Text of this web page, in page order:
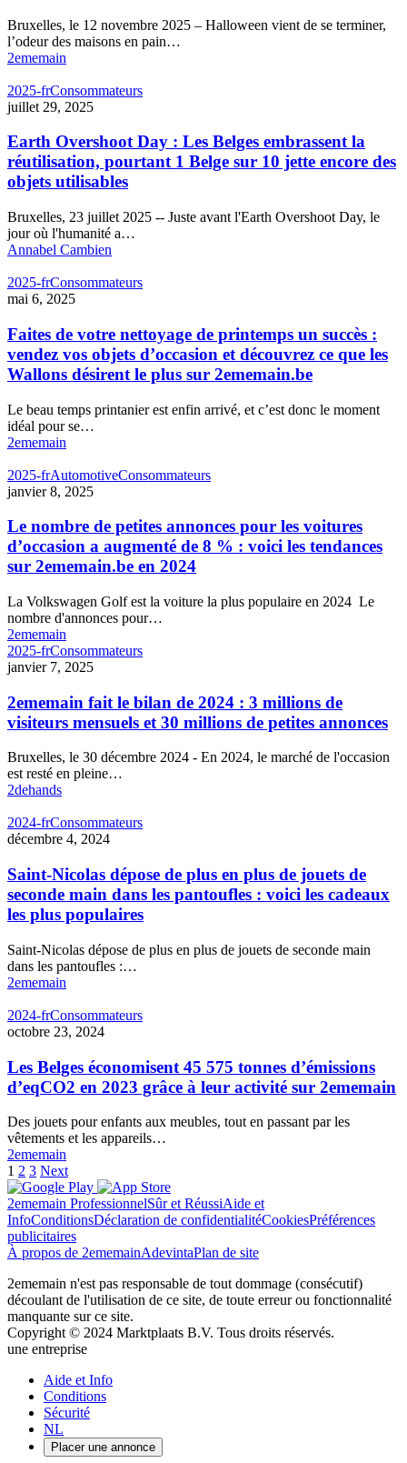
Bruxelles, le 12 novembre 2025 – Halloween vient de se terminer,
l’odeur des maisons en pain…
2ememain
2025-frConsommateurs
juillet 29, 2025
Earth Overshoot Day : Les Belges embrassent la
réutilisation, pourtant 1 Belge sur 10 jette encore des
objets utilisables
Bruxelles, 23 juillet 2025 -- Juste avant l'Earth Overshoot Day, le
jour où l'humanité a…
Annabel Cambien
2025-frConsommateurs
mai 6, 2025
Faites de votre nettoyage de printemps un succès :
vendez vos objets d’occasion et découvrez ce que les
Wallons désirent le plus sur 2ememain.be
Le beau temps printanier est enfin arrivé, et c’est donc le moment
idéal pour se…
2ememain
2025-frAutomotiveConsommateurs
janvier 8, 2025
Le nombre de petites annonces pour les voitures
d’occasion a augmenté de 8 % : voici les tendances
sur 2ememain.be en 2024
La Volkswagen Golf est la voiture la plus populaire en 2024 Le
nombre d'annonces pour…
2ememain
2025-frConsommateurs
janvier 7, 2025
2ememain fait le bilan de 2024 : 3 millions de
visiteurs mensuels et 30 millions de petites annonces
Bruxelles, le 30 décembre 2024 - En 2024, le marché de l'occasion
est resté en pleine…
2dehands
2024-frConsommateurs
décembre 4, 2024
Saint-Nicolas dépose de plus en plus de jouets de
seconde main dans les pantoufles : voici les cadeaux
les plus populaires
Saint-Nicolas dépose de plus en plus de jouets de seconde main
dans les pantoufles :…
2ememain
2024-frConsommateurs
octobre 23, 2024
Les Belges économisent 45 575 tonnes d’émissions
d’eqCO2 en 2023 grâce à leur activité sur 2ememain
Des jouets pour enfants aux meubles, tout en passant par les
vêtements et les appareils…
2ememain
1 2 3 Next
2ememain ProfessionnelSûr et RéussiAide et
InfoConditionsDéclaration de confidentialitéCookiesPréférences
publicitaires
À propos de 2ememainAdevintaPlan de site
2ememain n'est pas responsable de tout dommage (consécutif)
découlant de l'utilisation de ce site, de toute erreur ou fonctionnalité
manquante sur ce site.
Copyright © 2024 Marktplaats B.V. Tous droits réservés.
une entreprise
Close
Menu
Aide et Info
Conditions
Sécurité
NL
Placer une annonce